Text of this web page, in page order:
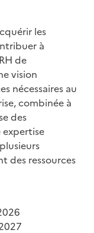
les
à
de
vision
nécessaires au
combinée à
des
expertise
des ressources